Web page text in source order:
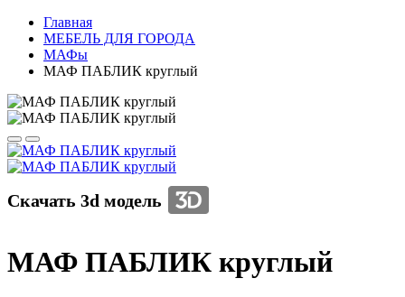
Главная
МЕБЕЛЬ ДЛЯ ГОРОДА
МАФы
МАФ ПАБЛИК круглый
Скачать 3d модель
МАФ ПАБЛИК круглый